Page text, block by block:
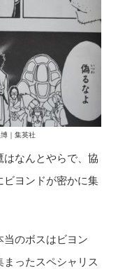
｜集英社
なんとやらで、協
ヨンドが密かに集
のボスはビヨン
まったスペシャリス